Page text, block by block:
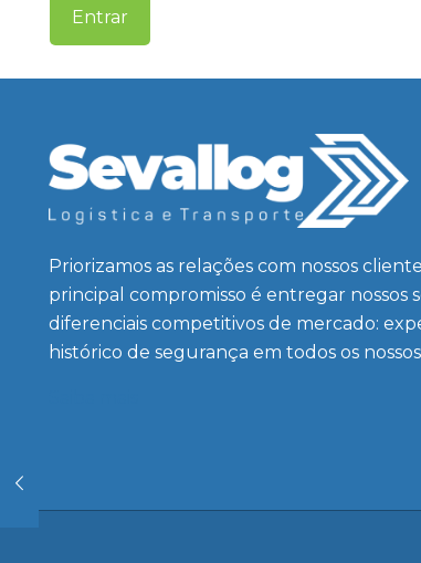
Priorizamos as relações com nossos
principal compromisso é entregar nossos
diferenciais competitivos de mercado:
histórico de segurança em todos os